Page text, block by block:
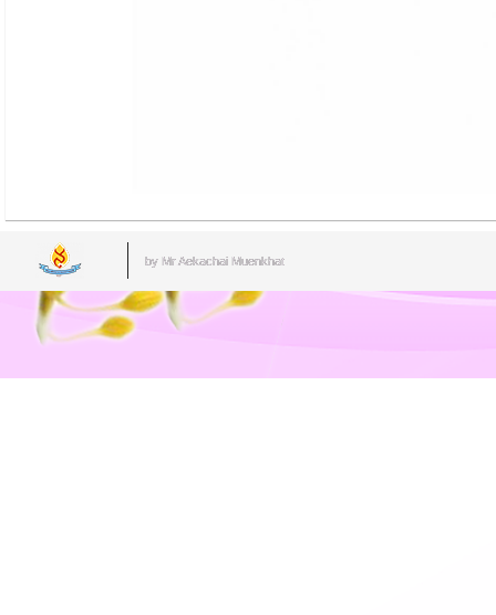
by Mr.Aekachai Muenkhat